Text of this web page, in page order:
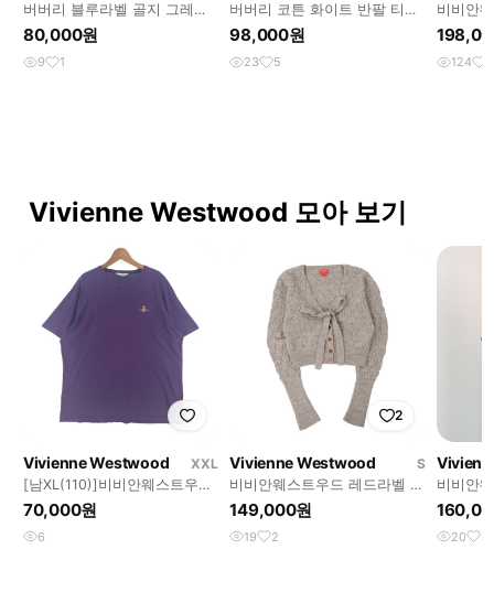
버버리 블루라벨 골지 그레이
니트
80,000원
9 1
버버리 코튼 화이트 반팔 티셔
츠
98,000원
23 5
비비안
브리스
124
Vivienne Westwood 모아 보기
Vivienne Westwood
XXL
[남XL(110)]비비안웨스트우드
라운드 반팔티[Y68-014]
70,000원
6
2
Vivienne Westwood
S
비비안웨스트우드 레드라벨 케
이블 니트 가디건
149,000원
19 2
비비안
20 1